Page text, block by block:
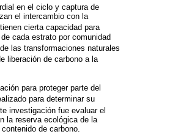
en el ciclo y captura de
el intercambio con la
cierta capacidad para
cada estrato por comunidad
las transformaciones naturales
liberación de carbono a la
para proteger parte del
para determinar su
investigación fue evaluar el
la reserva ecológica de la
de carbono.